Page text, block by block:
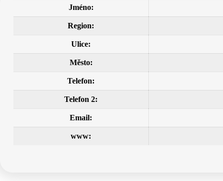
Jméno:
Region:
Ulice:
Město:
Telefon:
Telefon 2:
Email:
www: